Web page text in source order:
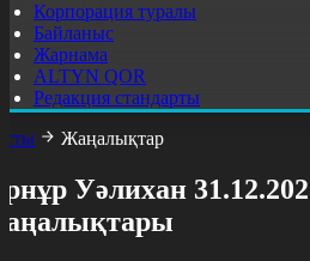
Корпорация туралы
Байланыс
Жарнама
ALTYN QOR
Редакция стандарты
Жаңалықтар
Уәлихан